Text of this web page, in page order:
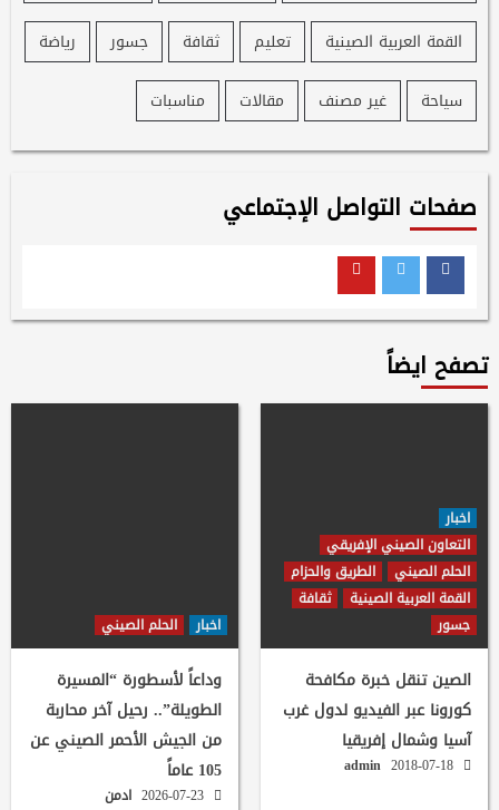
القمة العربية الصينية
تعليم ثقافة جسور
رياضة
سياحة
غير مصنف مقالات مناسبات
صفحات التواصل الإجتماعي
Facebook
Twitter
تصفح ايضاً
اخبار
التعاون الصيني الإفريقي
الحلم الصيني
الطريق والحزام
القمة العربية الصينية
ثقافة
جسور
الصين تنقل خبرة مكافحة
كورونا عبر الفيديو لدول غرب
آسيا وشمال إفريقيا
admin
اخبار الحلم الصيني
وداعاً لأسطورة “المسيرة
الطويلة”.. رحيل آخر محاربة
من الجيش الأحمر الصيني عن
105 عاماً
ادمن